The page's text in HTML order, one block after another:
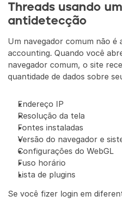
Threads usando
antidetecção
Um navegador comum não é
accounting. Quando você
navegador comum, o site
quantidade de dados sobre
Endereço IP
Resolução da tela
Fontes instaladas
Versão do navegador e
Configurações do WebGL
Fuso horário
Lista de plugins
Se você fizer login em